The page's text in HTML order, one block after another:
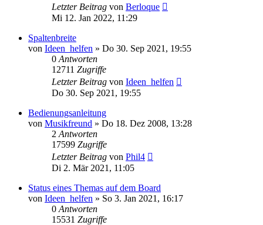
Letzter Beitrag von Berloque
Mi 12. Jan 2022, 11:29
Spaltenbreite
von Ideen_helfen » Do 30. Sep 2021, 19:55
0 Antworten
12711 Zugriffe
Letzter Beitrag von Ideen_helfen
Do 30. Sep 2021, 19:55
Bedienungsanleitung
von Musikfreund » Do 18. Dez 2008, 13:28
2 Antworten
17599 Zugriffe
Letzter Beitrag von Phil4
Di 2. Mär 2021, 11:05
Status eines Themas auf dem Board
von Ideen_helfen » So 3. Jan 2021, 16:17
0 Antworten
15531 Zugriffe